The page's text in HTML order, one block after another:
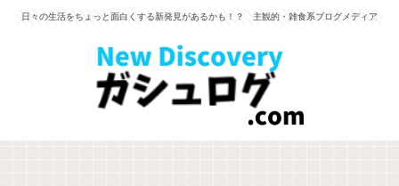
日々の生活をちょっと面白くする新発見があるかも！？ 主観的・雑食系ブログメディア